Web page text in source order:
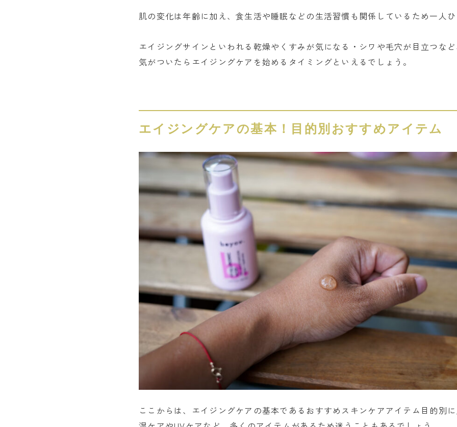
肌の変化は年齢に加え、食生活や睡眠などの生活習慣も関係しているため一人
エイジングサインといわれる乾燥やくすみが気になる・シワや毛穴が目立つな
気がついたらエイジングケアを始めるタイミングといえるでしょう。
エイジングケアの基本！目的別おすすめアイテム
ここからは、エイジングケアの基本であるおすすめスキンケアアイテム目的別